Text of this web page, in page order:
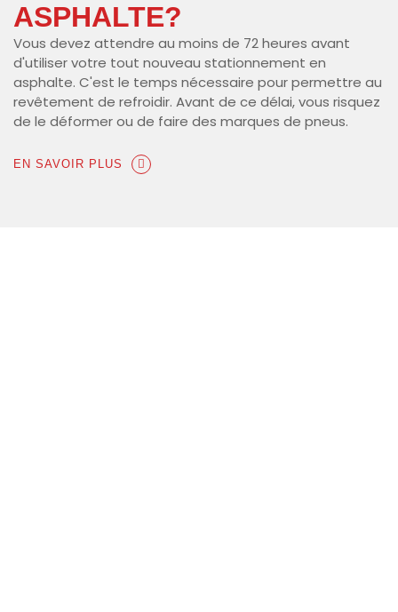
ASPHALTE?
Vous devez attendre au moins de 72 heures avant
d'utiliser votre tout nouveau stationnement en
asphalte. C'est le temps nécessaire pour permettre au
revêtement de refroidir. Avant de ce délai, vous risquez
de le déformer ou de faire des marques de pneus.
EN SAVOIR PLUS